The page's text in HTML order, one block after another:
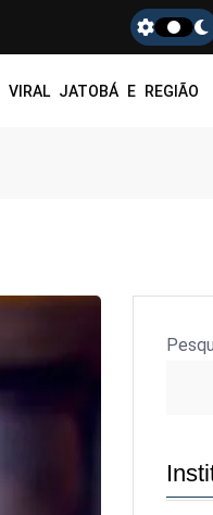
VIRAL JATOBÁ E REGIÃO